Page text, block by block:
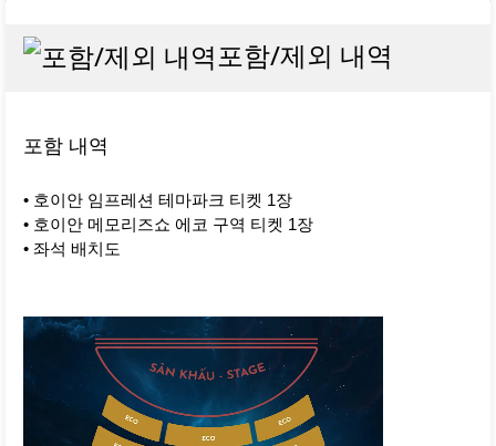
포함/제외 내역
포함 내역
• 호이안 임프레션 테마파크 티켓 1장
• 호이안 메모리즈쇼 에코 구역 티켓 1장
• 좌석 배치도